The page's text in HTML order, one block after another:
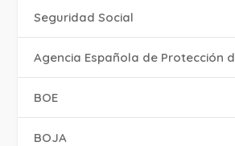
Seguridad Social
Agencia Española de Protección
BOE
BOJA